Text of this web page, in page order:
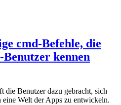
cmd-Befehle, die
kennen
die Benutzer dazu gebracht, sich
Welt der Apps zu entwickeln.